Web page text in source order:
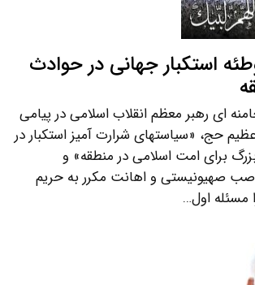
استکبار جهانی در حوادث
ای رهبر معظم انقلاب اسلامی در پیامی
حج، «سیاستهای شرارت آمیز استکبار در
برای امت اسلامی در منطقه» و
صهیونیستی و اهانت مکرر به حریم
مسئله اول…